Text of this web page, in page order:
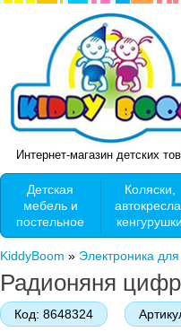
Интернет-магазин детских
Детская
мебель и
постельное
Коляски,
автокресла,
кенгурушки
KiddyBoom » Электроника
Радионяня
Код: 8648324